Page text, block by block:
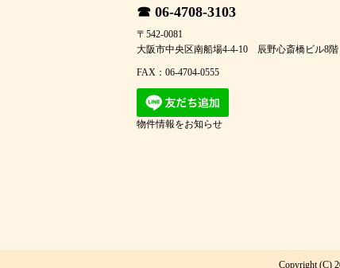
☎ 06-4708-3103
〒542-0081
大阪市中央区南船場4-4-10 辰野心斎橋ビル8階
FAX：06-4704-0555
物件情報をお知らせ
Copyright (C)